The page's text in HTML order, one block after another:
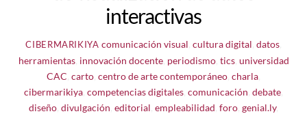
interactivas
CIBERMARIKIYA comunicación visual cultura digital datos,
herramientas, innovación docente, periodismo, tics, universidad
CAC carto centro de arte contemporáneo charla
cibermarikiya competencias digitales comunicación debate
diseño divulgación editorial empleabilidad foro genial.ly,